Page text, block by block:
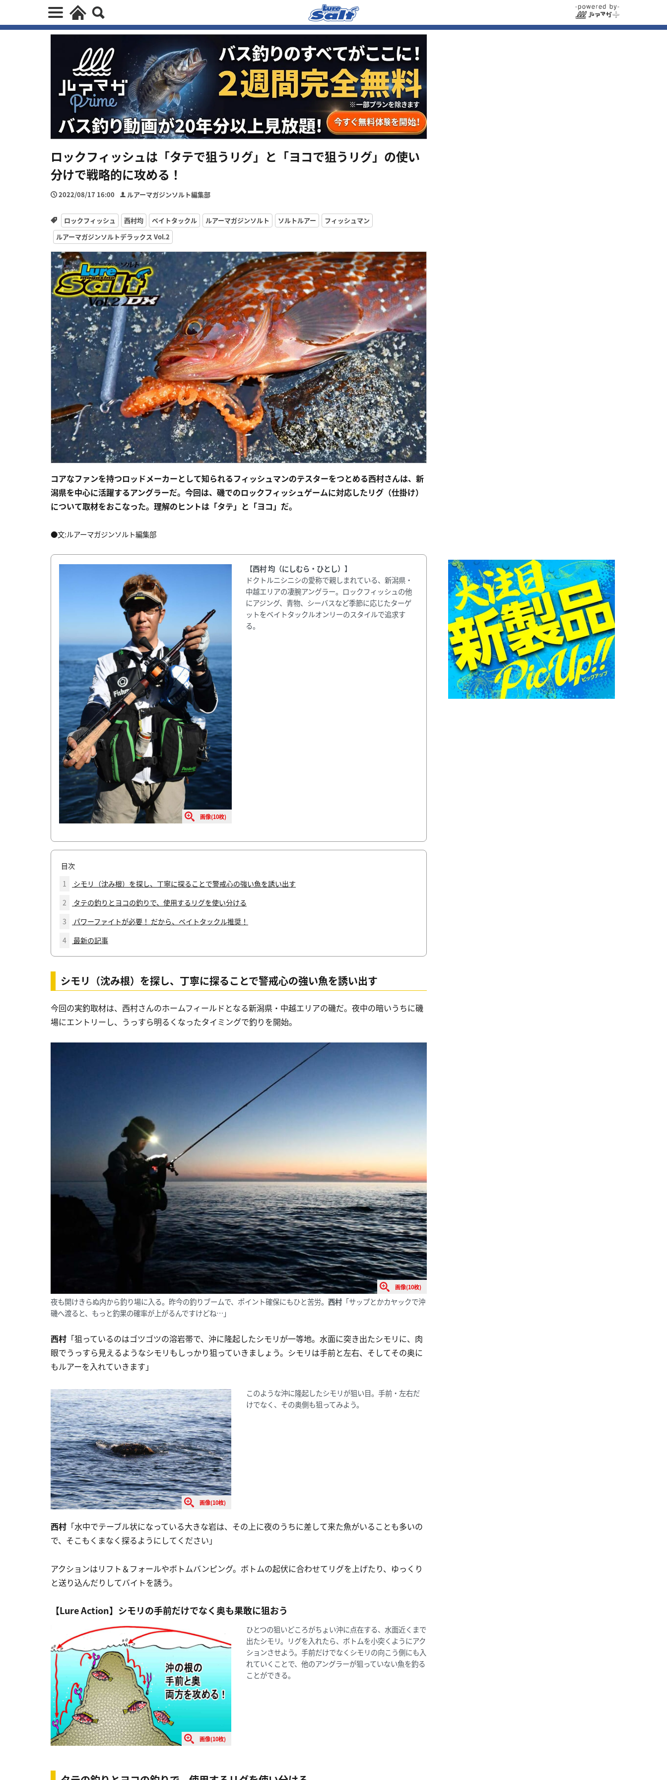
ロックフィッシュは「タテで狙うリグ」と「ヨコで狙うリグ」の使い
分けで戦略的に攻める！
2022/08/17 16:00 ルアーマガジンソルト編集部
ロックフィッシュ 西村均 ベイトタックル ルアーマガジンソルト ソルトルアー
フィッシュマン
ルアーマガジンソルトデラックス Vol.2
コアなファンを持つロッドメーカーとして知られるフィッシュマンのテスターをつとめる西村さんは、新
潟県を中心に活躍するアングラーだ。今回は、磯でのロックフィッシュゲームに対応したリグ（仕掛け）
について取材をおこなった。理解のヒントは「タテ」と「ヨコ」だ。
●文:ルアーマガジンソルト編集部
画像(10枚)
【西村 均（にしむら・ひとし）】
ドクトルニシニシの愛称で親しまれている、新潟県・
中越エリアの凄腕アングラー。ロックフィッシュの他
にアジング、青物、シーバスなど季節に応じたターゲ
ットをベイトタックルオンリーのスタイルで追求す
る。
目次
1
シモリ（沈み根）を探し、丁寧に探ることで警戒心の強い魚を誘い出す
2
タテの釣りとヨコの釣りで、使用するリグを使い分ける
3
パワーファイトが必要！ だから、ベイトタックル推奨！
4
最新の記事
シモリ（沈み根）を探し、丁寧に探ることで警戒心の強い魚を誘い出す
今回の実釣取材は、西村さんのホームフィールドとなる新潟県・中越エリアの磯だ。夜中の暗いうちに磯
場にエントリーし、うっすら明るくなったタイミングで釣りを開始。
画像(10枚)
夜も開けきらぬ内から釣り場に入る。昨今の釣りブームで、ポイント確保にもひと苦労。 西村 「サップとかカヤックで沖
磯へ渡ると、もっと釣果の確率が上がるんですけどね…」
西村 「狙っているのはゴツゴツの溶岩帯で、沖に隆起したシモリが一等地。水面に突き出たシモリに、肉
眼でうっすら見えるようなシモリもしっかり狙っていきましょう。シモリは手前と左右、そしてその奥に
もルアーを入れていきます」
画像(10枚)
このような沖に隆起したシモリが狙い目。手前・左右だ
けでなく、その奥側も狙ってみよう。
西村 「水中でテーブル状になっている大きな岩は、その上に夜のうちに差して来た魚がいることも多いの
で、そこもくまなく探るようにしてください」
アクションはリフト＆フォールやボトムバンピング。ボトムの起伏に合わせてリグを上げたり、ゆっくり
と送り込んだりしてバイトを誘う。
【Lure Action】シモリの手前だけでなく奥も果敢に狙おう
画像(10枚)
ひとつの狙いどころがちょい沖に点在する、水面近くまで
出たシモリ。リグを入れたら、ボトムを小突くようにアク
ションさせよう。手前だけでなくシモリの向こう側にも入
れていくことで、他のアングラーが狙っていない魚を釣る
ことができる。